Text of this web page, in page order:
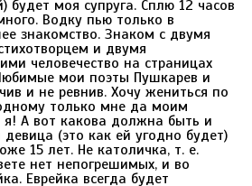
будет моя супруга. Сплю 12 часов
Водку пью только в
знакомство. Знаком с двумя
и двумя
человечество на страницах
мои поэты Пушкарев и
и не ревнив. Хочу жениться по
только мне да моим
я! А вот какова должна быть и
(это как ей угодно будет)
15 лет. Не католичка, т. е.
нет непогрешимых, и во
Еврейка всегда будет